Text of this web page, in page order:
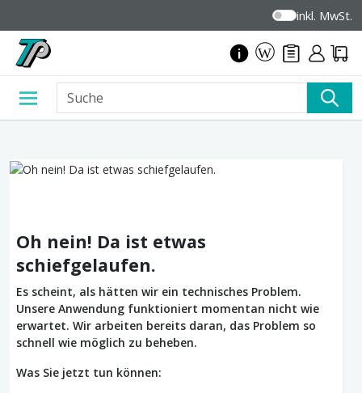
inkl. MwSt.
Oh nein! Da ist etwas
schiefgelaufen.
Es scheint, als hätten wir ein technisches Problem.
Unsere Anwendung funktioniert momentan nicht wie
erwartet. Wir arbeiten bereits daran, das Problem so
schnell wie möglich zu beheben.
Was Sie jetzt tun können: